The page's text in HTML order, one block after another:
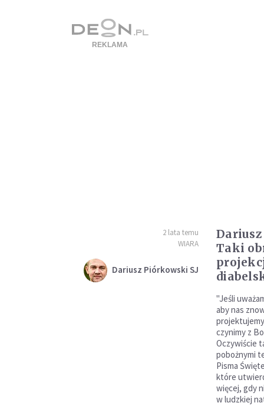
2 lata temu
WIARA
Dariusz Piórkowski SJ
Taki
"Jeśli
aby nas
czynimy z
Oczywiście
pobożnymi
Pisma
które
więcej, gdy
w ludzkiej